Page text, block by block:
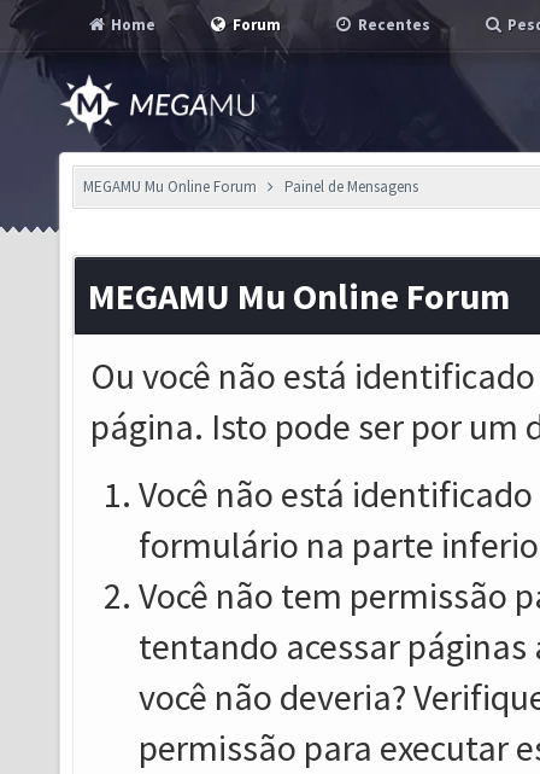
Home Forum Recentes
MEGAMU Mu Online Forum Painel de Mensagens
MEGAMU Mu Online Forum
Ou você não está
página. Isto pode ser por um
Você não está
formulário na parte
Você não tem permissão
tentando acessar
você não deveria?
permissão para executar